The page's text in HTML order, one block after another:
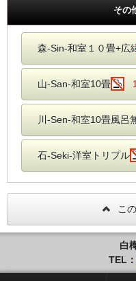
その
森-Sin-和室１０畳+広
山-San-和室10畳
川-Sen-和室10畳風呂
石-Seki-洋室トリプル
こ
白
TEL：